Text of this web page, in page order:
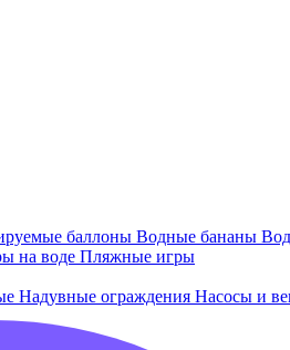
баллоны Водные бананы
на воде Пляжные игры
Надувные ограждения Насосы и